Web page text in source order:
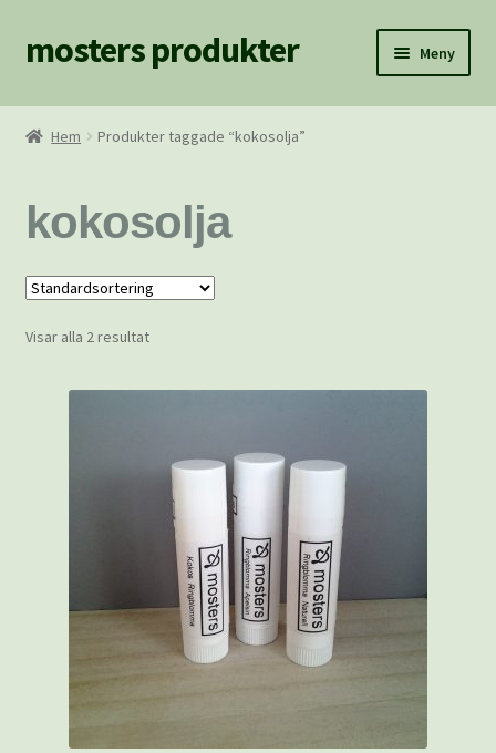
Hoppa
till
Hoppa
till
mosters produkter Meny
Hem
Fraktkostnader
Hem/Blogg
Hitta Mosters Produkter
Kassan
Välkommen till MOSTERS BUTIK
Varukorg
Hem Produkter taggade “kokosolja”
kokosolja
Visar alla 2 resultat